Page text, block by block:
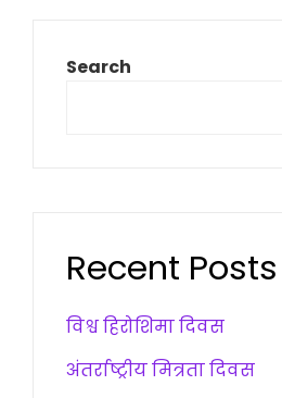
Search
Recent Posts
विश्व हिरोशिमा दिवस
अंतर्राष्ट्रीय मित्रता दिवस